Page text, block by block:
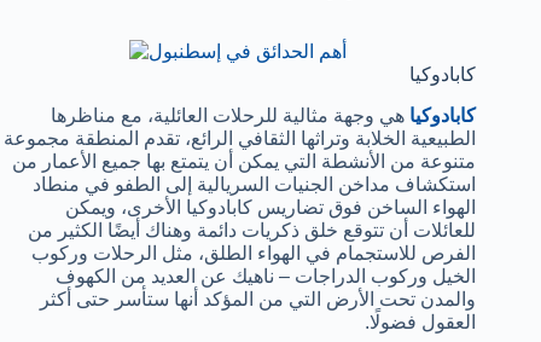
كابادوكيا
كابادوكيا هي وجهة مثالية للرحلات العائلية، مع مناظرها
الطبيعية الخلابة وتراثها الثقافي الرائع، تقدم المنطقة مجموعة
متنوعة من الأنشطة التي يمكن أن يتمتع بها جميع الأعمار من
استكشاف مداخن الجنيات السريالية إلى الطفو في منطاد
الهواء الساخن فوق تضاريس كابادوكيا الأخرى، ويمكن
للعائلات أن تتوقع خلق ذكريات دائمة وهناك أيضًا الكثير من
الفرص للاستجمام في الهواء الطلق، مثل الرحلات وركوب
الخيل وركوب الدراجات – ناهيك عن العديد من الكهوف
والمدن تحت الأرض التي من المؤكد أنها ستأسر حتى أكثر
العقول فضولًا.